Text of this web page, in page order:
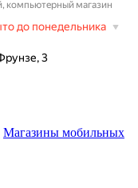
Магазины мобильных